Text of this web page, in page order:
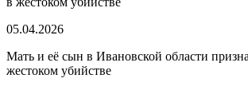
05.04.2026
Мать и её сын в Ивановской области
жестоком убийстве